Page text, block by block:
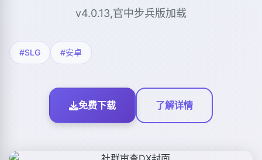
v4.0.13,官中步兵版加载
#SLG #安卓
免费下载 了解详情